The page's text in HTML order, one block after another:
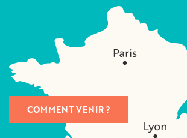
COMMENT VENIR ?